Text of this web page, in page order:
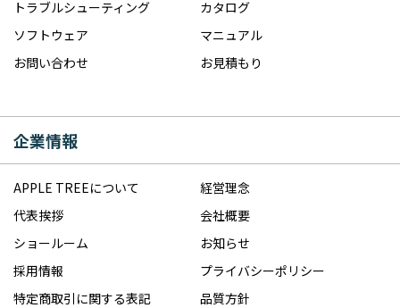
トラブルシューティング
カタログ
ソフトウェア
マニュアル
お問い合わせ
お見積もり
企業情報
APPLE TREEについて
経営理念
代表挨拶
会社概要
ショールーム
お知らせ
採用情報
プライバシーポリシー
特定商取引に関する表記
品質方針